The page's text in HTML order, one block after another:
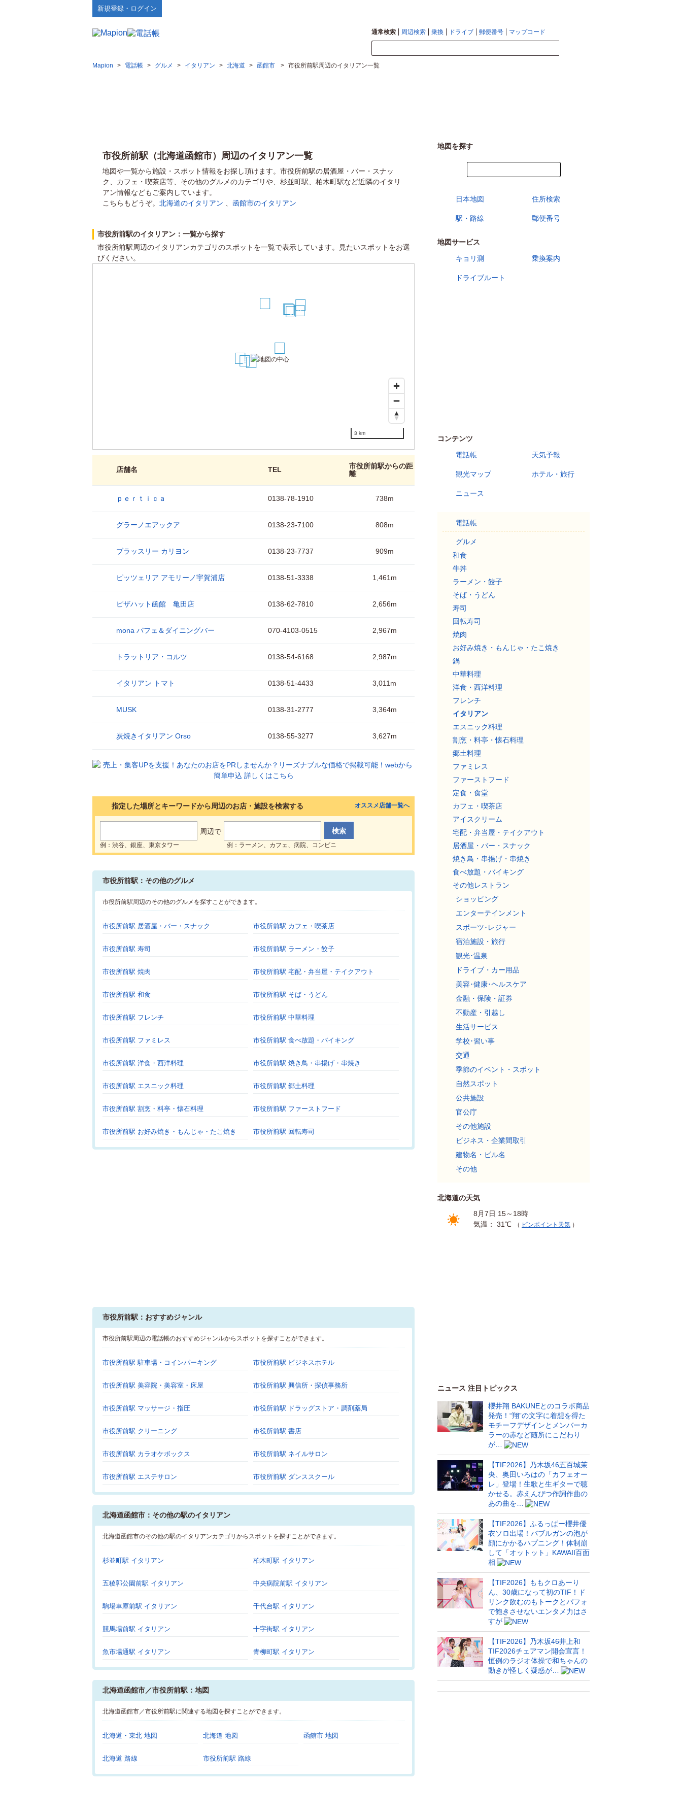
新規登録・ログイン
通常検索 周辺検索 乗換 ドライブ 郵便番号 マップコード
Mapion > 電話帳 > グルメ > イタリアン > 北海道 > 函館市 > 市役所前駅周辺のイタリアン一覧
市役所前駅（北海道函館市）周辺のイタリアン一覧
地図や一覧から施設・スポット情報をお探し頂けます。市役所前駅の居酒屋・バー・スナッ
ク、カフェ・喫茶店等、その他のグルメのカテゴリや、杉並町駅、柏木町駅など近隣のイタリ
アン情報などもご案内しています。
こちらもどうぞ。 北海道のイタリアン 函館市のイタリアン
市役所前駅のイタリアン：一覧から探す
市役所前駅周辺のイタリアンカテゴリのスポットを一覧で表示しています。見たいスポットをお選
びください。
1
2
3
6
78 9
10
3 km
店舗名 TEL
市役所前駅からの距
離
ｐｅｒｔｉｃａ 0138-78-1910 738m
グラーノエアックア 0138-23-7100 808m
ブラッスリー カリヨン 0138-23-7737 909m
ピッツェリア アモリーノ宇賀浦店 0138-51-3338 1,461m
ピザハット函館 亀田店 0138-62-7810 2,656m
mona パフェ＆ダイニングバー 070-4103-0515 2,967m
トラットリア・コルツ 0138-54-6168 2,987m
イタリアン トマト 0138-51-4433 3,011m
MUSK 0138-31-2777 3,364m
炭焼きイタリアン Orso 0138-55-3277 3,627m
指定した場所とキーワードから周辺のお店・施設を検索する
周辺で
例：渋谷、銀座、東京タワー 例：ラーメン、カフェ、病院、コンビニ
オススメ店舗一覧へ
市役所前駅：その他のグルメ
市役所前駅周辺のその他のグルメを探すことができます。
市役所前駅 居酒屋・バー・スナック 市役所前駅 カフェ・喫茶店
市役所前駅 寿司 市役所前駅 ラーメン・餃子
市役所前駅 焼肉 市役所前駅 宅配・弁当屋・テイクアウト
市役所前駅 和食 市役所前駅 そば・うどん
市役所前駅 フレンチ 市役所前駅 中華料理
市役所前駅 ファミレス 市役所前駅 食べ放題・バイキング
市役所前駅 洋食・西洋料理 市役所前駅 焼き鳥・串揚げ・串焼き
市役所前駅 エスニック料理 市役所前駅 郷土料理
市役所前駅 割烹・料亭・懐石料理 市役所前駅 ファーストフード
市役所前駅 お好み焼き・もんじゃ・たこ焼き 市役所前駅 回転寿司
市役所前駅：おすすめジャンル
市役所前駅周辺の電話帳のおすすめジャンルからスポットを探すことができます。
市役所前駅 駐車場・コインパーキング 市役所前駅 ビジネスホテル
市役所前駅 美容院・美容室・床屋 市役所前駅 興信所・探偵事務所
市役所前駅 マッサージ・指圧 市役所前駅 ドラッグストア・調剤薬局
市役所前駅 クリーニング 市役所前駅 書店
市役所前駅 カラオケボックス 市役所前駅 ネイルサロン
市役所前駅 エステサロン 市役所前駅 ダンススクール
北海道函館市：その他の駅のイタリアン
北海道函館市のその他の駅のイタリアンカテゴリからスポットを探すことができます。
杉並町駅 イタリアン 柏木町駅 イタリアン
五稜郭公園前駅 イタリアン 中央病院前駅 イタリアン
駒場車庫前駅 イタリアン 千代台駅 イタリアン
競馬場前駅 イタリアン 十字街駅 イタリアン
魚市場通駅 イタリアン 青柳町駅 イタリアン
北海道函館市／市役所前駅：地図
北海道函館市／市役所前駅に関連する地図を探すことができます。
北海道・東北 地図 北海道 地図 函館市 地図
北海道 路線 市役所前駅 路線
地図を探す
日本地図 住所検索
駅・路線 郵便番号
地図サービス
キョリ測
乗換案内
ドライブルート
コンテンツ
電話帳
天気予報
観光マップ ホテル・旅行
ニュース
電話帳
グルメ
和食
牛丼
ラーメン・餃子
そば・うどん
寿司
回転寿司
焼肉
お好み焼き・もんじゃ・たこ焼き
鍋
中華料理
洋食・西洋料理
フレンチ
イタリアン
エスニック料理
割烹・料亭・懐石料理
郷土料理
ファミレス
ファーストフード
定食・食堂
カフェ・喫茶店
アイスクリーム
宅配・弁当屋・テイクアウト
居酒屋・バー・スナック
焼き鳥・串揚げ・串焼き
食べ放題・バイキング
その他レストラン
ショッピング
エンターテインメント
スポーツ･レジャー
宿泊施設・旅行
観光･温泉
ドライブ・カー用品
美容･健康･ヘルスケア
金融・保険・証券
不動産・引越し
生活サービス
学校･習い事
交通
季節のイベント・スポット
自然スポット
公共施設
官公庁
その他施設
ビジネス・企業間取引
建物名・ビル名
その他
北海道の天気
8月7日 15～18時
気温： 31℃
（ ピンポイント天気 ）
ニュース 注目トピックス
櫻井翔 BAKUNEとのコラボ商品
発売！“翔”の文字に着想を得た
モチーフデザインとメンバーカ
ラーの赤など随所にこだわり
が…
【TIF2026】乃木坂46五百城茉
央、奥田いろはの「カフェオー
レ」登場！生歌と生ギターで聴
かせる。赤えんぴつ作詞作曲の
あの曲を…
【TIF2026】ふるっぱー櫻井優
衣ソロ出場！バブルガンの泡が
顔にかかるハプニング！体制崩
して「オットット」KAWAII百面
相
【TIF2026】ももクロあーり
ん、30歳になって初のTIF！ド
リンク飲むのもトークとパフォ
で飽きさせないエンタメ力はさ
すが
【TIF2026】乃木坂46井上和
TIF2026チェアマン開会宣言！
恒例のラジオ体操で和ちゃんの
動きが怪しく疑惑が…